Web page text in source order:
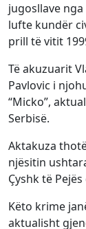
jugosllave
lufte kundër
prill të vitit
Të akuzuarit
Pavlovic i
“Micko”,
Serbisë.
Aktakuza
njësitin
Çyshk të
Këto krime
aktualisht